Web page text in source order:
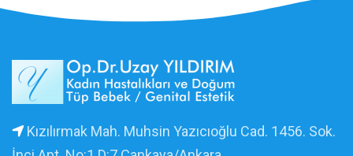
Kızılırmak Mah. Muhsin Yazıcıoğlu Cad. 1456. Sok.